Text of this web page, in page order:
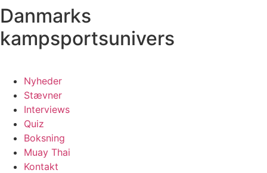
Videre
til
indhold
Danmarks
kampsportsunivers
Nyheder
Stævner
Interviews
Quiz
Boksning
Muay Thai
Kontakt